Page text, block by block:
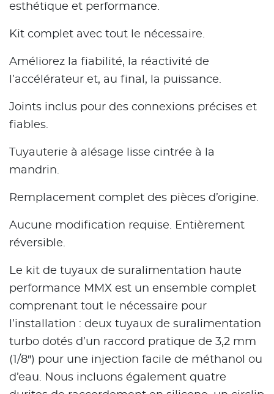
esthétique et performance.
Kit complet avec tout le nécessaire.
Améliorez la fiabilité, la réactivité de
l’accélérateur et, au final, la puissance.
Joints inclus pour des connexions précises et
fiables.
Tuyauterie à alésage lisse cintrée à la
mandrin.
Remplacement complet des pièces d’origine.
Aucune modification requise. Entièrement
réversible.
Le kit de tuyaux de suralimentation haute
performance MMX est un ensemble complet
comprenant tout le nécessaire pour
l’installation : deux tuyaux de suralimentation
turbo dotés d’un raccord pratique de 3,2 mm
(1/8″) pour une injection facile de méthanol ou
d’eau. Nous incluons également quatre